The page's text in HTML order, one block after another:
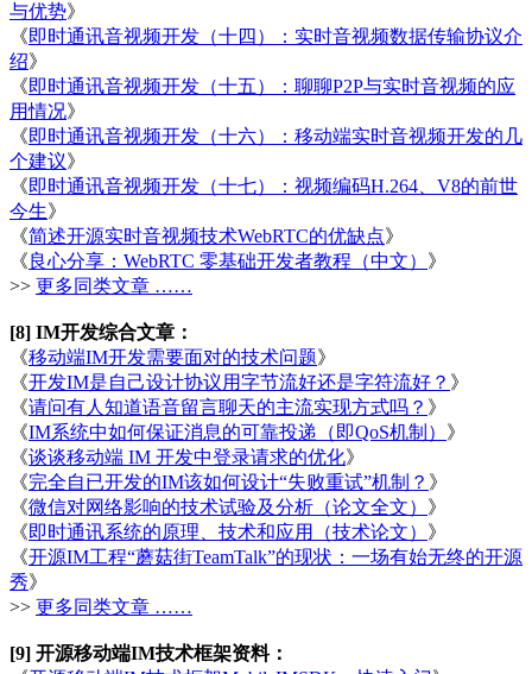
与优势》
《即时通讯音视频开发（十四）：实时音视频数据传输协议介
绍》
《即时通讯音视频开发（十五）：聊聊P2P与实时音视频的应
用情况》
《即时通讯音视频开发（十六）：移动端实时音视频开发的几
个建议》
《即时通讯音视频开发（十七）：视频编码H.264、V8的前世
今生》
《简述开源实时音视频技术WebRTC的优缺点》
《良心分享：WebRTC 零基础开发者教程（中文） 》
>> 更多同类文章 ……
[8] IM开发综合文章：
《移动端IM开发需要面对的技术问题》
《开发IM是自己设计协议用字节流好还是字符流好？ 》
《请问有人知道语音留言聊天的主流实现方式吗？ 》
《IM系统中如何保证消息的可靠投递（即QoS机制） 》
《谈谈移动端 IM 开发中登录请求的优化》
《完全自已开发的IM该如何设计“失败重试”机制？ 》
《微信对网络影响的技术试验及分析（论文全文） 》
《即时通讯系统的原理、技术和应用（技术论文） 》
《开源IM工程“蘑菇街TeamTalk”的现状：一场有始无终的开源
秀》
>> 更多同类文章 ……
[9] 开源移动端IM技术框架资料：